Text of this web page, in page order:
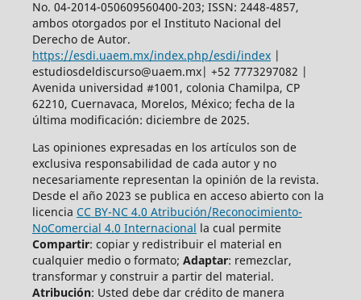
No. 04-2014-050609560400-203; ISSN: 2448-4857,
ambos otorgados por el Instituto Nacional del
Derecho de Autor.
https://esdi.uaem.mx/index.php/esdi/index|
estudiosdeldiscurso@uaem.mx| +52 7773297082 |
Avenida universidad #1001, colonia Chamilpa, CP
62210, Cuernavaca, Morelos, México; fecha de la
última modificación: diciembre de 2025.
Las opiniones expresadas en los artículos son de
exclusiva responsabilidad de cada autor y no
necesariamente representan la opinión de la revista.
Desde el año 2023 se publica en acceso abierto con la
licencia CC BY-NC 4.0 Atribución/Reconocimiento-
NoComercial 4.0 Internacional la cual permite
Compartir: copiar y redistribuir el material en
cualquier medio o formato; Adaptar: remezclar,
transformar y construir a partir del material.
Atribución: Usted debe dar crédito de manera